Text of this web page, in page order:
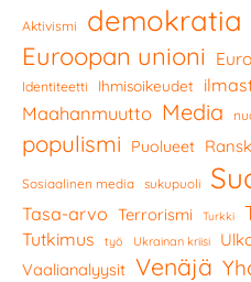
Aktivismi demokratia
Euroopan unioni
Identiteetti Ihmisoikeudet
Maahanmuutto Media
populismi Puolueet
Sosiaalinen media sukupuoli
Tasa-arvo Terrorismi Turkki
Tutkimus työ Ukrainan kriisi
Vaalianalyysit Venäjä